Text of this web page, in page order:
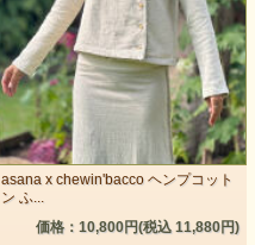
asana x chewin'bacco ヘンプコット
ン ふ...
価格：10,800円(税込 11,880円)